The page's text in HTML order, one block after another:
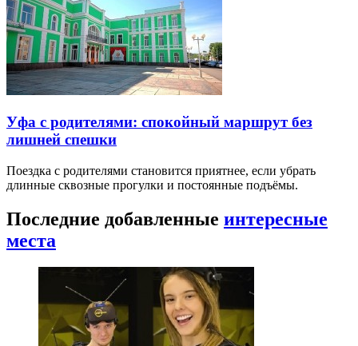
Уфа с родителями: спокойный маршрут без
лишней спешки
Поездка с родителями становится приятнее, если убрать
длинные сквозные прогулки и постоянные подъёмы.
Последние добавленные интересные
места